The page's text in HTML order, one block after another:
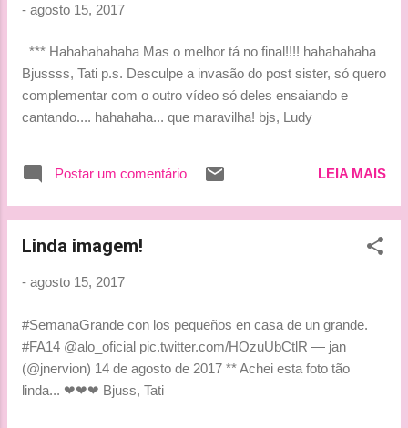
Isso representa um excelente começo para o
um desafio e vai se muito divertido muito
Estou ansioso para iniciar o teste do ARX-05
tradição vencedora em carros esportivos e
carro da Penske venceu a Indy 500 de 2015.
- agosto 15, 2017
*** Hahahahahaha Mas o melhor tá no final!!!! hahahahaha
Bjussss, Tati p.s. Desculpe a invasão do post sister, só quero
complementar com o outro vídeo só deles ensaiando e
cantando.... hahahaha... que maravilha! bjs, Ludy
Postar um comentário LEIA MAIS
Linda imagem!
- agosto 15, 2017
#SemanaGrande con los pequeños en casa de un grande.
#FA14 @alo_oficial pic.twitter.com/HOzuUbCtlR — jan
(@jnervion) 14 de agosto de 2017 ** Achei esta foto tão
linda... ❤❤❤ Bjuss, Tati